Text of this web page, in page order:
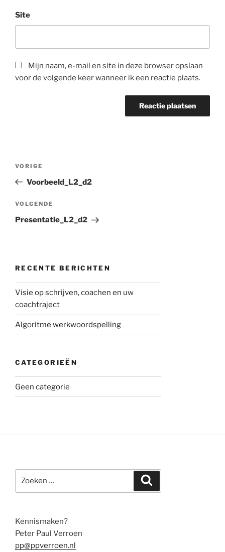
Site
Mijn naam, e-mail en site in deze browser opslaan
voor de volgende keer wanneer ik een reactie plaats.
Vorig
bericht
VORIGE
Voorbeeld_L2_d2
Volgend
bericht
VOLGENDE
Presentatie_L2_d2
RECENTE BERICHTEN
Visie op schrijven, coachen en uw
coachtraject
Algoritme werkwoordspelling
CATEGORIEËN
Geen categorie
naar:
Kennismaken?
Peter Paul Verroen
pp@ppverroen.nl